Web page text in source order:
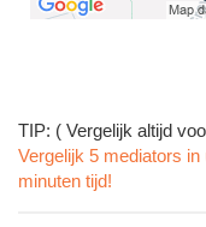
TIP: ( Vergelijk altijd
Vergelijk 5 mediators
minuten tijd!